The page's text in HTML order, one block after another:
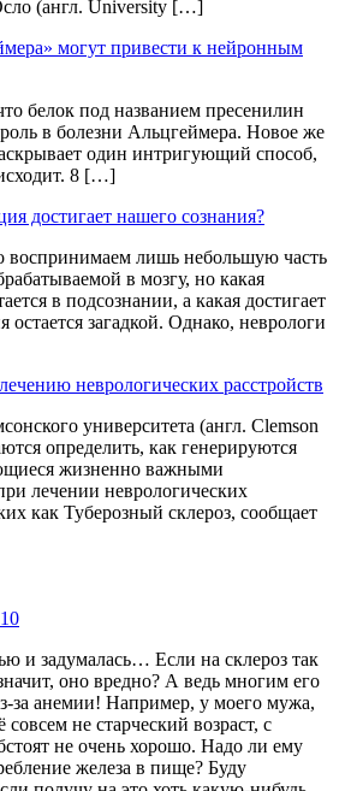
(англ. University […]
могут привести к нейронным
белок под названием пресенилин
в болезни Альцгеймера. Новое же
один интригующий способ,
8 […]
достигает нашего сознания?
воспринимаем лишь небольшую часть
в мозгу, но какая
в подсознании, а какая достигает
остается загадкой. Однако, неврологи
неврологических расстройств
университета (англ. Clemson
определить, как генерируются
жизненно важными
лечении неврологических
как Туберозный склероз, сообщает
и задумалась… Если на склероз так
оно вредно? А ведь многим его
за анемии! Например, у моего мужа,
не старческий возраст, с
не очень хорошо. Надо ли ему
железа в пище? Буду